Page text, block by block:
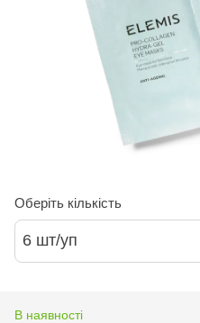
Оберіть кількість
6 шт/уп
В наявності